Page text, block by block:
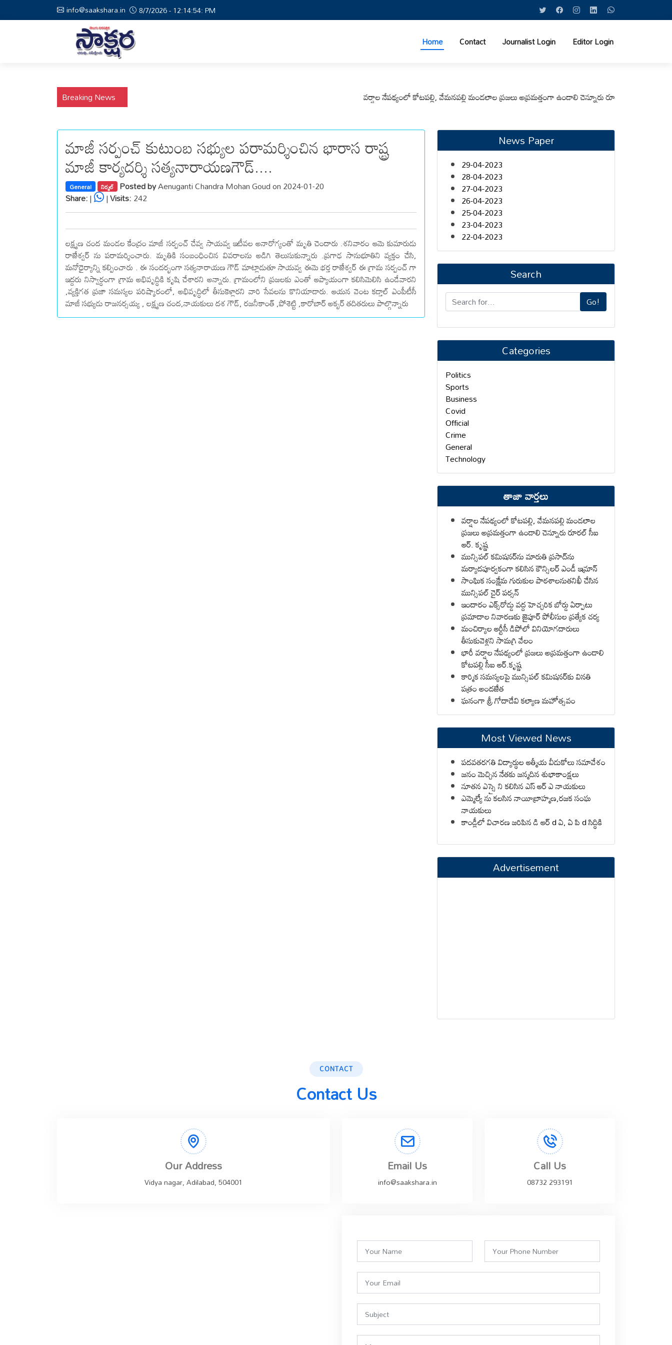
info@saakshara.in 8/7/2026 - 12:14:54: PM
Home Contact Journalist Login Editor Login
Breaking News వర్షాల నేపథ్యంలో కోటపల్లి, వేమనపల్లి మండలాల ప్రజలు అప్రమత్తంగా ఉండాలి చెన్నూరు రూరల్ సీఐ ఆర్. కృష్ణ
మాజీ సర్పంచ్ కుటుంబ సభ్యుల పరామర్శించిన భారాస రాష్ట్ర
మాజీ కార్యదర్శి సత్యనారాయణగౌడ్....
General నిర్మల్ Posted byAenuganti Chandra Mohan Goud on 2024-01-20
Share:| |Visits:242
లక్ష్మణ చంద మండల కేంద్రం మాజీ సర్పంచ్ చేవ్వ సాయవ్వ ఇటీవల అనారోగ్యంతో మృతి చెందారు .శనివారం ఆమె కుమారుడు
రాజేశ్వర్ ను పరామర్శించారు. మృతికి సంబంధించిన వివరాలను అడిగి తెలుసుకున్నారు .ప్రగాఢ సానుభూతిని వ్యక్తం చేసి,
మనోధైర్యాన్ని కల్పించారు . ఈ సందర్భంగా సత్యనారాయణ గౌడ్ మాట్లాడుతూ సాయవ్వ ఈమె భర్త రాజేశ్వర్ ఈ గ్రామ సర్పంచ్ గా
ఇద్దరు నిస్వార్ధంగా గ్రామ అభివృద్ధికి కృషి చేశారని అన్నారు. గ్రామంలోని ప్రజలకు ఎంతో ఆప్యాయంగా కలిసిమెలిసి ఉండేవారని
,వ్యక్తిగత ప్రజా సమస్యల పరిష్కారంలో, అభివృద్ధిలో తీసుకెళ్లారని వారి సేవలను కొనియాడారు. ఆయన వెంట కడ్తాల్ ఎంపీటీసీ
మాజీ సభ్యుడు రాజనర్సయ్య , లక్ష్మణ చంద,నాయకులు దశ గౌడ్, రజనీకాంత్ ,పోశెట్టి ,కారోబార్ అక్బర్ తదితరులు పాల్గొన్నారు
News Paper
29-04-2023
28-04-2023
27-04-2023
26-04-2023
25-04-2023
23-04-2023
22-04-2023
Search
Go!
Categories
Politics
Sports
Business
Covid
Official
Crime
General
Technology
తాజా వార్తలు
వర్షాల నేపథ్యంలో కోటపల్లి, వేమనపల్లి మండలాల
ప్రజలు అప్రమత్తంగా ఉండాలి చెన్నూరు రూరల్ సీఐ
ఆర్. కృష్ణ
మున్సిపల్ కమిషనర్‌ను మారుతి ప్రసాద్‌ను
మర్యాదపూర్వకంగా కలిసిన కౌన్సిలర్ ఎండీ ఇమ్రాన్ ​
సాంఘిక సంక్షేమ గురుకుల పాఠశాలనుతనిఖీ చేసిన
మున్సిపల్ చైర్ పర్సన్
ఇందారం ఎక్స్‌రోడ్డు వద్ద హెచ్చరిక బోర్డు ఏర్పాటు
ప్రమాదాల నివారణకు జైపూర్ పోలీసుల ప్రత్యేక చర్య
మంచిర్యాల ఆర్టీసీ డిపోలో వినియోగదారులు
తీసుకువెళ్లని సామగ్రి వేలం
భారీ వర్షాల నేపథ్యంలో ప్రజలు అప్రమత్తంగా ఉండాలి
కోటపల్లి సీఐ ఆర్.కృష్ణ
కార్మిక సమస్యలపై మున్సిపల్ కమిషనర్‌కు వినతి
పత్రం అందజేత
ఘనంగా శ్రీ గోదాదేవి కల్యాణ మహోత్సవం
Most Viewed News
పదవతరగతి విద్యార్థుల ఆత్మీయ వీడుకోలు సమావేశం
జనం మెచ్చిన నేతకు జన్మదిన శుభాకాంక్షలు
నూతన ఎస్సై ని కలిసిన ఎస్ ఆర్ ఎ నాయకులు
ఎమ్మెల్యే ను కలసిన నాయీబ్రాహ్మణ,రజక సంఘ
నాయకులు
కాండ్లీలో విచారణ జరిపిన డి ఆర్ d ఏ, ఏ పి d సిద్ధికి
Advertisement
CONTACT
Contact Us
Our Address
Vidya nagar, Adilabad, 504001
Email Us
info@saakshara.in
Call Us
08732 293191